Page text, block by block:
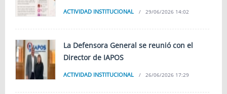
ACTIVIDAD INSTITUCIONAL 29/06/2026 14:02
La Defensora General se reunió con el
Director de IAPOS
ACTIVIDAD INSTITUCIONAL 26/06/2026 17:29